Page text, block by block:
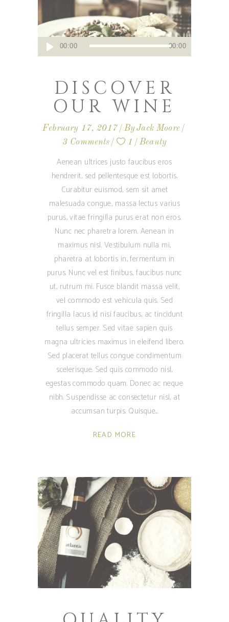
Audio
Player
00:00 00:00
DISCOVER
OUR WINE
February 17, 2017 ByJack Moore
3 Comments
1 Beauty
Aenean ultrices justo faucibus eros
hendrerit, sed pellentesque est lobortis.
Curabitur euismod, sem sit amet
malesuada congue, massa lectus varius
purus, vitae fringilla purus erat non eros.
Nunc nec pharetra lorem. Aenean in
maximus nisl. Vestibulum nulla mi,
pharetra at lobortis in, fermentum in
purus. Nunc vel est finibus, faucibus nunc
ut, rutrum mi. Fusce blandit massa velit,
vel commodo est vehicula quis. Sed
fringilla lacus id nisi faucibus, ac tincidunt
tellus semper. Sed vitae sapien quis
magna ultricies maximus in eleifend libero.
Sed placerat tellus congue condimentum
scelerisque. Sed quis commodo nisl,
egestas commodo quam. Donec ac neque
nibh. Suspendisse ac consectetur nisl, at
accumsan turpis. Quisque
READ MORE